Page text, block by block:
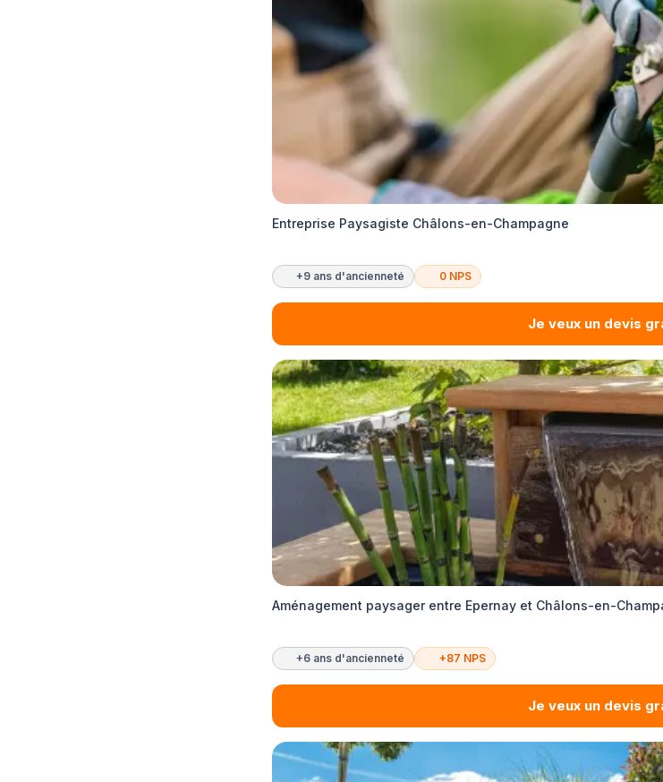
Entreprise Paysagiste Châlons-en-Champagne
+9 ans d'ancienneté 0 NPS
Je veux un devis
Aménagement paysager entre Epernay et Châlons-en-
+6 ans d'ancienneté +87 NPS
Je veux un devis